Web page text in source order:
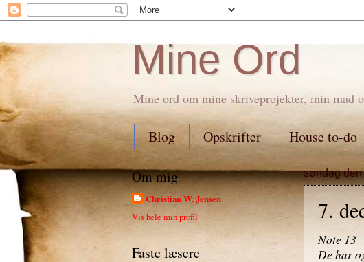
Mine Ord
Mine ord om mine skriveprojekter, min mad
Blog Opskrifter House to-do
søndag
7.
Note 13
De har
Om mig
Christian W. Jensen
Vis hele min profil
Faste læsere